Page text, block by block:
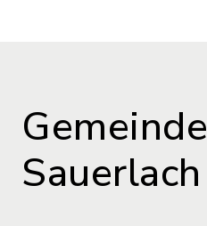
Gemeinde
Sauerlach